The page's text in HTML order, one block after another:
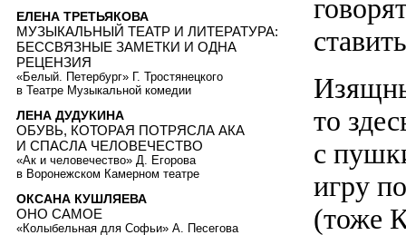
то
с
игру
(тоже
ЕЛЕНА ТРЕТЬЯКОВА
МУЗЫКАЛЬНЫЙ ТЕАТР И ЛИТЕРАТУРА:
БЕССВЯЗНЫЕ ЗАМЕТКИ И ОДНА
РЕЦЕНЗИЯ
«Белый. Петербург» Г. Тростянецкого
в Театре Музыкальной комедии
ЛЕНА ДУДУКИНА
ОБУВЬ, КОТОРАЯ ПОТРЯСЛА АКА
И СПАСЛА ЧЕЛОВЕЧЕСТВО
«Ак и человечество» Д. Егорова
в Воронежском Камерном театре
ОКСАНА КУШЛЯЕВА
ОНО САМОЕ
«Колыбельная для Софьи» А. Песегова